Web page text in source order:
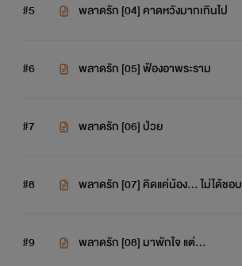
#5 พลาดรัก [04] คาดหวังมากเกินไป
#6 พลาดรัก [05] ฟ้องอาพระราม
#7 พลาดรัก [06] ป่วย
#8 พลาดรัก [07] คิดแค่น้อง... ไม่ได้ชอบ
#9 พลาดรัก [08] มาพักใจ แต่...